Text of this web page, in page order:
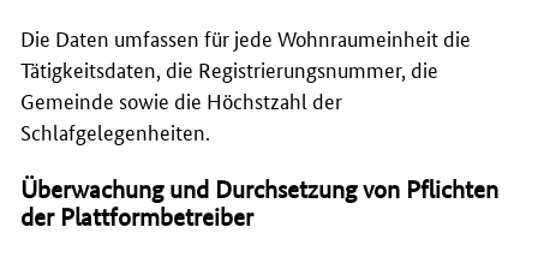
Die Daten umfassen für jede Wohnraumeinheit die
Tätigkeitsdaten, die Registrierungsnummer, die
Gemeinde sowie die Höchstzahl der
Schlafgelegenheiten.
Überwachung und Durchsetzung von Pflichten
der Plattformbetreiber